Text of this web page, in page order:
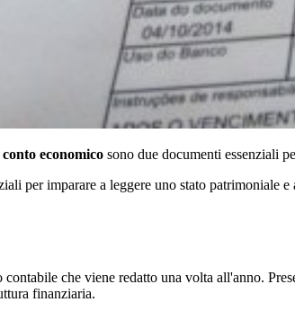
conto economico sono due documenti essenziali
per imparare a leggere uno stato patrimoniale
contabile che viene redatto una volta all'anno.
finanziaria.